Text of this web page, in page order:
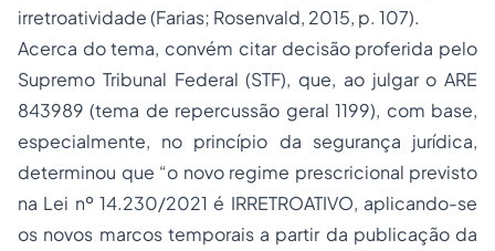
irretroatividade (Farias; Rosenvald, 2015, p. 107).
Acerca do tema, convém citar decisão proferida pelo
Supremo Tribunal Federal (STF), que, ao julgar o ARE
843989 (tema de repercussão geral 1199), com base,
especialmente, no princípio da segurança jurídica,
determinou que “o novo regime prescricional previsto
na Lei nº 14.230/2021 é IRRETROATIVO, aplicando-se
os novos marcos temporais a partir da publicação da